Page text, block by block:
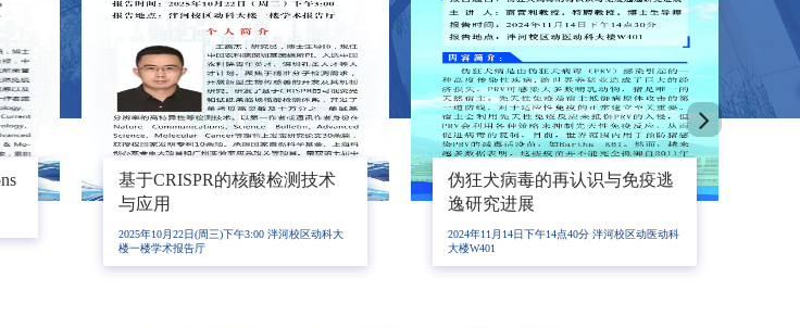
猪重要传染病的流行及致病机
制研究进展
2024年10月16日下午3点 泮河校区动医动科大楼
学术报告厅
水禽新发疫病研究进展
2024年10月9日下午3点 泮河校区动医动科大楼学
术报告厅